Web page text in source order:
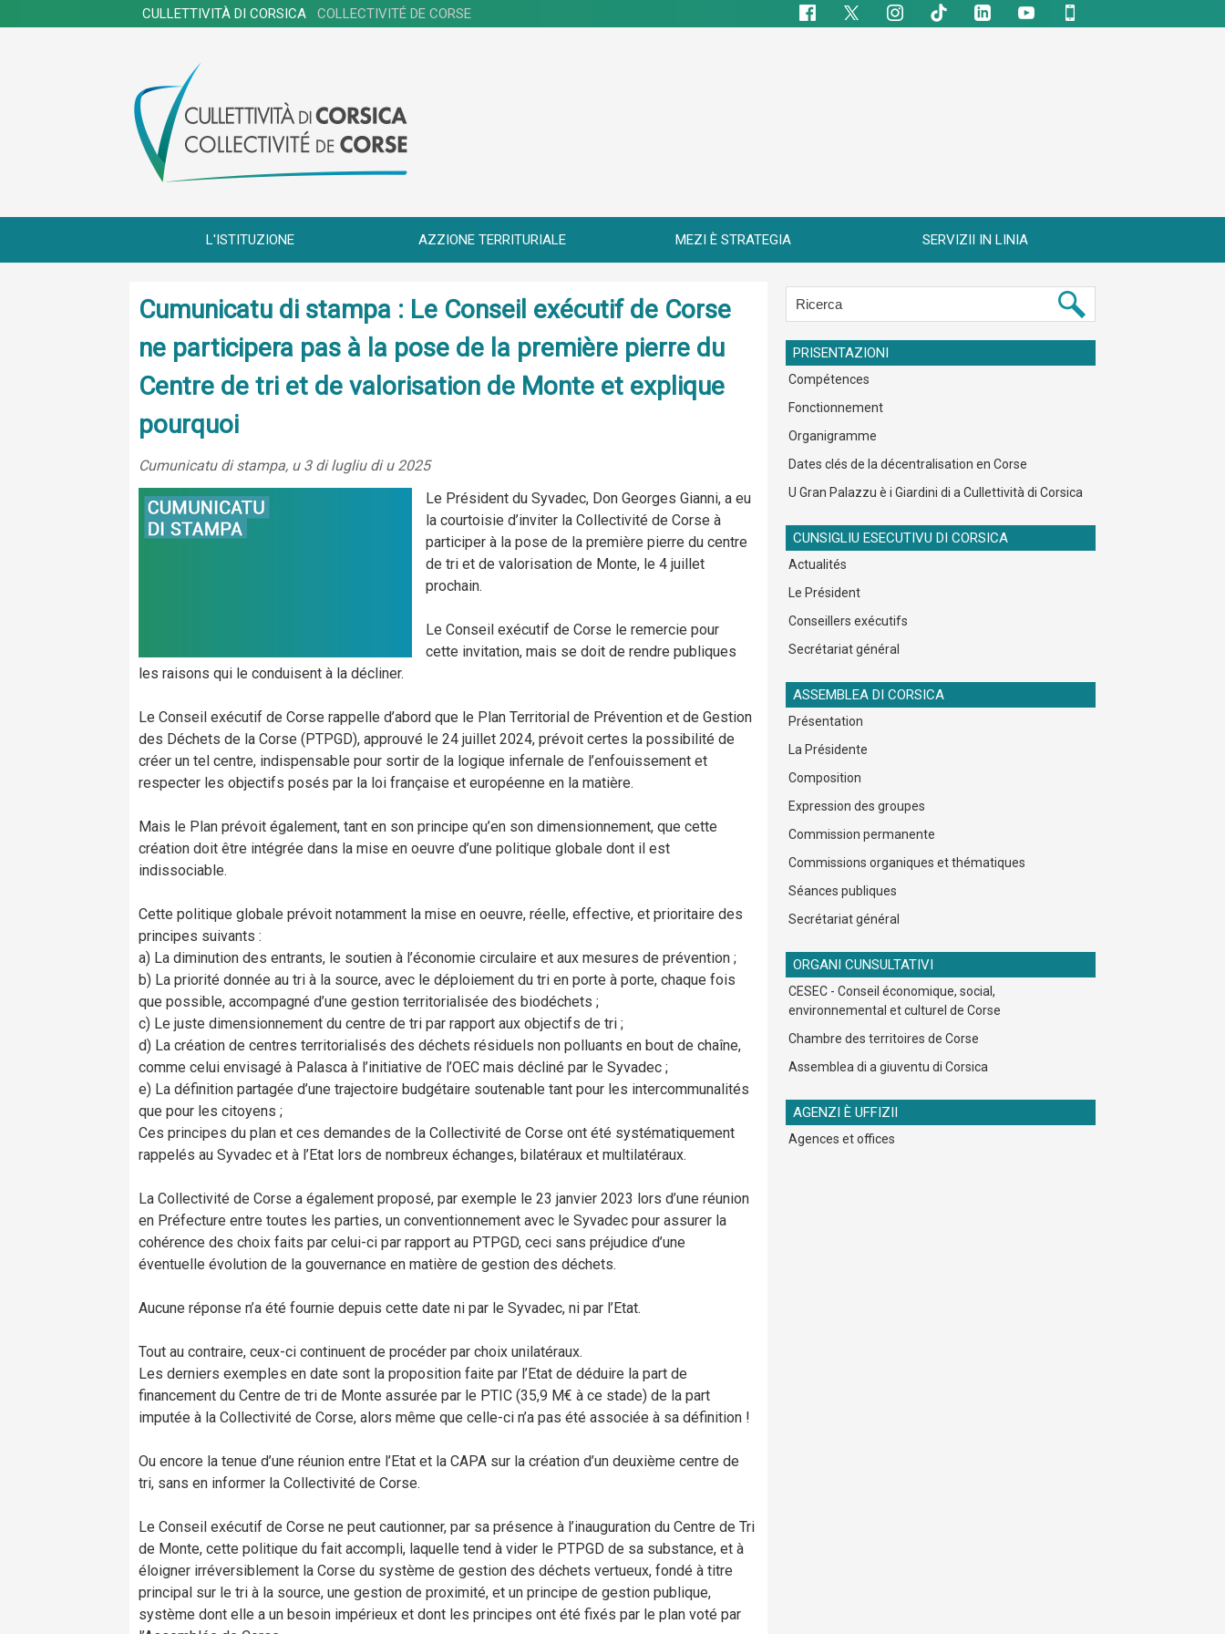
CULLETTIVITÀ DI CORSICA COLLECTIVITÉ DE CORSE
L'ISTITUZIONE AZZIONE TERRITURIALE MEZI È STRATEGIA SERVIZII IN LINIA
Cumunicatu di stampa : Le Conseil exécutif de Corse
ne participera pas à la pose de la première pierre du
Centre de tri et de valorisation de Monte et explique
pourquoi
Cumunicatu di stampa, u 3 di lugliu di u 2025
Le Président du Syvadec, Don Georges Gianni, a eu
la courtoisie d’inviter la Collectivité de Corse à
participer à la pose de la première pierre du centre
de tri et de valorisation de Monte, le 4 juillet
prochain.
Le Conseil exécutif de Corse le remercie pour
cette invitation, mais se doit de rendre publiques
les raisons qui le conduisent à la décliner.
Le Conseil exécutif de Corse rappelle d’abord que le Plan Territorial de Prévention et de Gestion
des Déchets de la Corse (PTPGD), approuvé le 24 juillet 2024, prévoit certes la possibilité de
créer un tel centre, indispensable pour sortir de la logique infernale de l’enfouissement et
respecter les objectifs posés par la loi française et européenne en la matière.
Mais le Plan prévoit également, tant en son principe qu’en son dimensionnement, que cette
création doit être intégrée dans la mise en oeuvre d’une politique globale dont il est
indissociable.
Cette politique globale prévoit notamment la mise en oeuvre, réelle, effective, et prioritaire des
principes suivants :
a) La diminution des entrants, le soutien à l’économie circulaire et aux mesures de prévention ;
b) La priorité donnée au tri à la source, avec le déploiement du tri en porte à porte, chaque fois
que possible, accompagné d’une gestion territorialisée des biodéchets ;
c) Le juste dimensionnement du centre de tri par rapport aux objectifs de tri ;
d) La création de centres territorialisés des déchets résiduels non polluants en bout de chaîne,
comme celui envisagé à Palasca à l’initiative de l’OEC mais décliné par le Syvadec ;
e) La définition partagée d’une trajectoire budgétaire soutenable tant pour les intercommunalités
que pour les citoyens ;
Ces principes du plan et ces demandes de la Collectivité de Corse ont été systématiquement
rappelés au Syvadec et à l’Etat lors de nombreux échanges, bilatéraux et multilatéraux.
La Collectivité de Corse a également proposé, par exemple le 23 janvier 2023 lors d’une réunion
en Préfecture entre toutes les parties, un conventionnement avec le Syvadec pour assurer la
cohérence des choix faits par celui-ci par rapport au PTPGD, ceci sans préjudice d’une
éventuelle évolution de la gouvernance en matière de gestion des déchets.
Aucune réponse n’a été fournie depuis cette date ni par le Syvadec, ni par l’Etat.
Tout au contraire, ceux-ci continuent de procéder par choix unilatéraux.
Les derniers exemples en date sont la proposition faite par l’Etat de déduire la part de
financement du Centre de tri de Monte assurée par le PTIC (35,9 M€ à ce stade) de la part
imputée à la Collectivité de Corse, alors même que celle-ci n’a pas été associée à sa définition !
Ou encore la tenue d’une réunion entre l’Etat et la CAPA sur la création d’un deuxième centre de
tri, sans en informer la Collectivité de Corse.
Le Conseil exécutif de Corse ne peut cautionner, par sa présence à l’inauguration du Centre de Tri
de Monte, cette politique du fait accompli, laquelle tend à vider le PTPGD de sa substance, et à
éloigner irréversiblement la Corse du système de gestion des déchets vertueux, fondé à titre
principal sur le tri à la source, une gestion de proximité, et un principe de gestion publique,
système dont elle a un besoin impérieux et dont les principes ont été fixés par le plan voté par
PRISENTAZIONI
Compétences
Fonctionnement
Organigramme
Dates clés de la décentralisation en Corse
U Gran Palazzu è i Giardini di a Cullettività di Corsica
CUNSIGLIU ESECUTIVU DI CORSICA
Actualités
Le Président
Conseillers exécutifs
Secrétariat général
ASSEMBLEA DI CORSICA
Présentation
La Présidente
Composition
Expression des groupes
Commission permanente
Commissions organiques et thématiques
Séances publiques
Secrétariat général
ORGANI CUNSULTATIVI
CESEC - Conseil économique, social,
environnemental et culturel de Corse
Chambre des territoires de Corse
Assemblea di a giuventu di Corsica
AGENZI È UFFIZII
Agences et offices